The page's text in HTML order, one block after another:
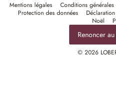
Mentions légales Conditions générales
Protection des données
Noël
Renoncer
© 2026